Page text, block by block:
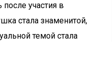
участия в
стала знаменитой,
темой стала